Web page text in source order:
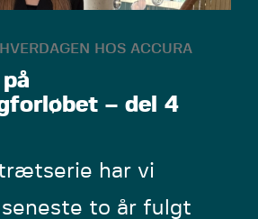
HOS ACCURA
– del 4
har vi
to år fulgt